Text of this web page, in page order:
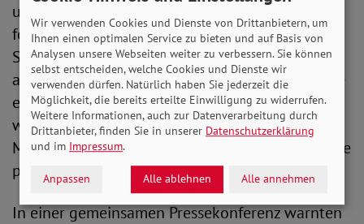
und dürfe nicht zum Luxus werden. Bauer
forderte: „Bei allen Maßnahmen müssen die
Stärkung der sozialen Gerechtigkeit und vor
allem eine gerechte Verteilung der Lasten sowie
ein gleicher Zugang zu Mobilität mitgedacht
werden. Nur so können wir langfristig eine
Mobilitätswende erreichen, von der am Ende alle
profitieren.“
In einer gemeinsamen Pressekonferenz warnten
Wir verwenden Cookies und Dienste von Drittanbietern, um
Ihnen einen optimalen Service zu bieten und auf Basis von
Analysen unsere Webseiten weiter zu verbessern. Sie können
selbst entscheiden, welche Cookies und Dienste wir
verwenden dürfen. Natürlich haben Sie jederzeit die
Möglichkeit, die bereits erteilte Einwilligung zu widerrufen.
Weitere Informationen, auch zur Datenverarbeitung durch
Drittanbieter, finden Sie in unserer Datenschutzerklärung
und im Impressum.
Anpassen Alle ablehnen Alle annehmen